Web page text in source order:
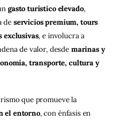
gasto turístico elevado,
de servicios premium, tours
exclusivas, e involucra a
de valor, desde marinas y
transporte, cultura y
que promueve la
el entorno, con énfasis en